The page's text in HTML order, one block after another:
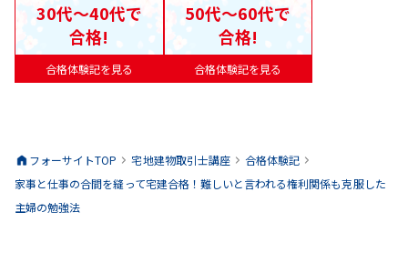
合格体験記を見る
30代〜40代で
合格!
合格体験記を見る
50代〜60代で
合格!
フォーサイトTOP 宅地建物取引士講座
合格体験記
家事と仕事の合間を縫って宅建合格！難しいと言われる権利関係も克服した
主婦の勉強法